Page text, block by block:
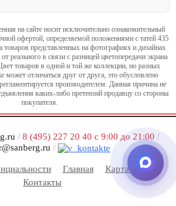
на сайте носит исключительно ознакомительный
офертой, определяемой положениями с татей 435
представленных на фотографиях и дизайнах
реального в связи с разницей цветопередачи экрана
товаров в одной и той же коллекции, но разных
может отличаться друг от друга, это обусловлено
производителем. Данная причина не
каких-либо претензий продавцу со стороны
покупателя.
/ 8 (495) 227 20 40 с 9:00 до 21:00 /
/
Главная
Карта сайта
Контакты